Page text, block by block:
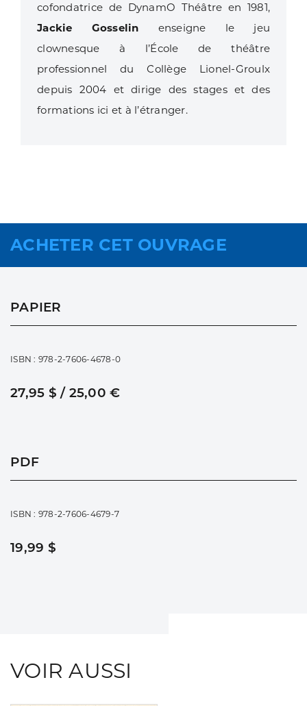
cofondatrice de DynamO Théâtre en 1981,
Jackie Gosselin enseigne le jeu
clownesque à l’École de théâtre
professionnel du Collège Lionel-Groulx
depuis 2004 et dirige des stages et des
formations ici et à l’étranger.
ACHETER CET OUVRAGE
PAPIER
ISBN : 978-2-7606-4678-0
27,95 $ / 25,00 €
PDF
ISBN : 978-2-7606-4679-7
19,99 $
VOIR AUSSI